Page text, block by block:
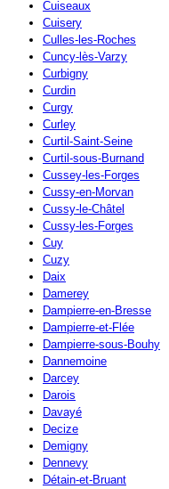
Cuiseaux
Cuisery
Culles-les-Roches
Cuncy-lès-Varzy
Curbigny
Curdin
Curgy
Curley
Curtil-Saint-Seine
Curtil-sous-Burnand
Cussey-les-Forges
Cussy-en-Morvan
Cussy-le-Châtel
Cussy-les-Forges
Cuy
Cuzy
Daix
Damerey
Dampierre-en-Bresse
Dampierre-et-Flée
Dampierre-sous-Bouhy
Dannemoine
Darcey
Darois
Davayé
Decize
Demigny
Dennevy
Détain-et-Bruant